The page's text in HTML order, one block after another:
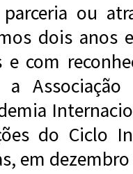
parceria ou
dois anos
e com
a
do Ciclo
em